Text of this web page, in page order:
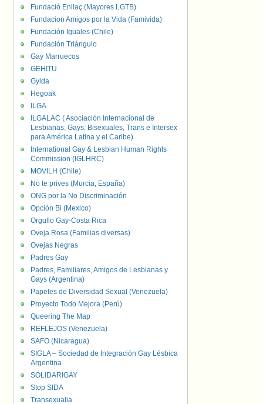
Fundació Enllaç (Mayores LGTB)
Fundacion Amigos por la Vida (Famivida)
Fundación Iguales (Chile)
Fundación Triángulo
Gay Marruecos
GEHITU
Gylda
Hegoak
ILGA
ILGALAC ( Asociación Internacional de
Lesbianas, Gays, Bisexuales, Trans e Intersex
para América Latina y el Caribe)
International Gay & Lesbian Human Rights
Commission (IGLHRC)
MOVILH (Chile)
No te prives (Murcia, España)
ONG por la No Discriminación
Opción Bi (Mexico)
Orgullo Gay-Costa Rica
Oveja Rosa (Familias diversas)
Ovejas Negras
Padres Gay
Padres, Familiares, Amigos de Lesbianas y
Gays (Argentina)
Papeles de Diversidad Sexual (Venezuela)
Proyecto Todo Mejora (Perú)
Queering The Map
REFLEJOS (Venezuela)
SAFO (Nicaragua)
SIGLA – Sociedad de Integración Gay Lésbica
Argentina
SOLIDARIGAY
Stop SIDA
Transexualia